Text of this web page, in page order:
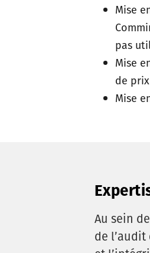
Mise
pas
Mise
de
Mise
Au sein
de